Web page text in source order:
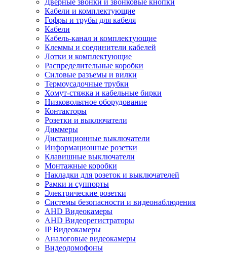
Кабели и комплектующие
Гофры и трубы для кабеля
Кабели
Кабель-канал и комплектующие
Клеммы и соединители кабелей
Лотки и комплектующие
Распределительные коробки
Силовые разъемы и вилки
Термоусадочные трубки
Хомут-стяжка и кабельные бирки
Низковольтное оборудование
Контакторы
Розетки и выключатели
Диммеры
Дистанционные выключатели
Информационные розетки
Клавишные выключатели
Монтажные коробки
Накладки для розеток и выключателей
Рамки и суппорты
Электрические розетки
Системы безопасности и видеонаблюдения
AHD Видеокамеры
AHD Видеорегистраторы
IP Видеокамеры
Аналоговые видеокамеры
Видеодомофоны